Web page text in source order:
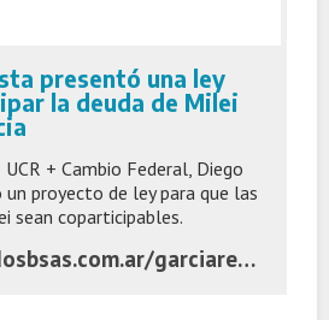
presentó una ley
la deuda de Milei
+ Cambio Federal, Diego
un proyecto de ley para que las
sean coparticipables.
https://diputadosbsas.com.ar/garciarena-kicillof-coparticipar-deudas-milei/